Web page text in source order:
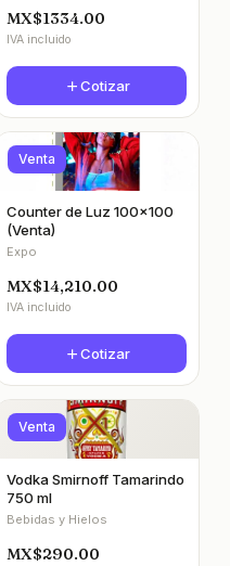
MX$1334.00
IVA incluido
Cotizar
Venta
Counter de Luz 100x100
(Venta)
Expo
MX$14,210.00
IVA incluido
Cotizar
Venta
Vodka Smirnoff Tamarindo
750 ml
Bebidas y Hielos
MX$290.00